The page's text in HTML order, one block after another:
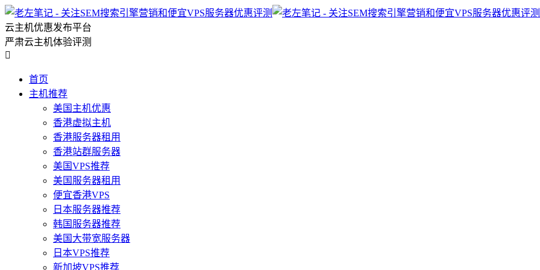
云主机优惠发布平台
严肃云主机体验评测

首页
主机推荐
美国主机优惠
香港虚拟主机
香港服务器租用
香港站群服务器
美国VPS推荐
美国服务器租用
便宜香港VPS
日本服务器推荐
韩国服务器推荐
美国大带宽服务器
日本VPS推荐
新加坡VPS推荐